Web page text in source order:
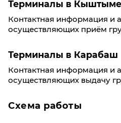
Терминалы в Кыштыме
Контактная информация и
осуществляющих приём
Терминалы в Карабаш
Контактная информация и
осуществляющих выдачу
Схема работы